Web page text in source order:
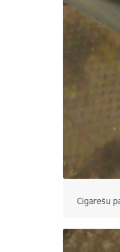
Cigarešu